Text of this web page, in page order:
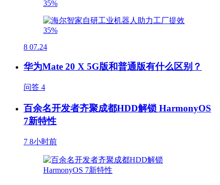
8 07.24
华为Mate 20 X 5G版和普通版有什么区别？
问答 4
百余名开发者齐聚成都HDD解锁 HarmonyOS
7新特性
7 8小时前